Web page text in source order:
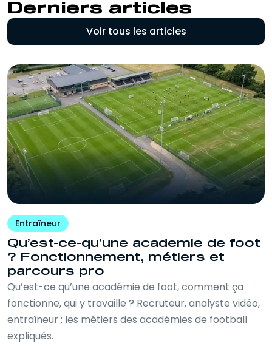
Derniers articles
Voir tous les articles
Entraîneur
Qu’est-ce-qu’une academie de foot
? Fonctionnement, métiers et
parcours pro
Qu’est-ce qu’une académie de foot, comment ça
fonctionne, qui y travaille ? Recruteur, analyste vidéo,
entraîneur : les métiers des académies de football
expliqués.